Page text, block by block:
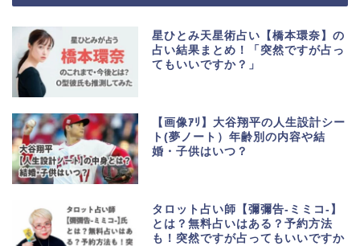
星ひとみ天星術占い【橋本環奈】の
占い結果まとめ！「突然ですが占っ
てもいいですか？」
【画像ｱﾘ】大谷翔平の人生設計シー
ト(夢ノート）年齢別の内容や結
婚・子供はいつ？
タロット占い師【彌彌告-ミミコ-】
とは？無料占いはある？予約方法
も！突然ですが占ってもいいですか